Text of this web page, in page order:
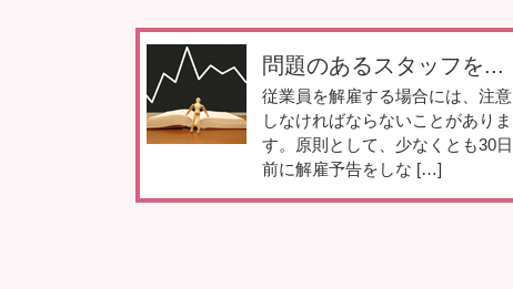
問題のあるスタッフを...
従業員を解雇する場合には、注意
しなければならないことがありま
す。原則として、少なくとも30日
前に解雇予告をしな […]